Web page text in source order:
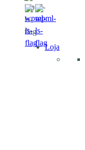
Loja